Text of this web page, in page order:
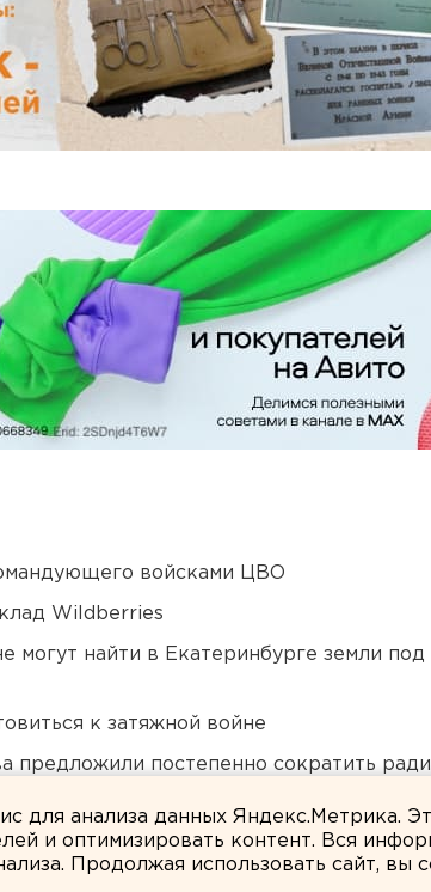
войсками ЦВО
Wildberries
могут найти в Екатеринбурге земли под
к затяжной войне
предложили постепенно сократить ради
для анализа данных Яндекс.Метрика.
и оптимизировать контент. Вся
Продолжая использовать сайт, вы